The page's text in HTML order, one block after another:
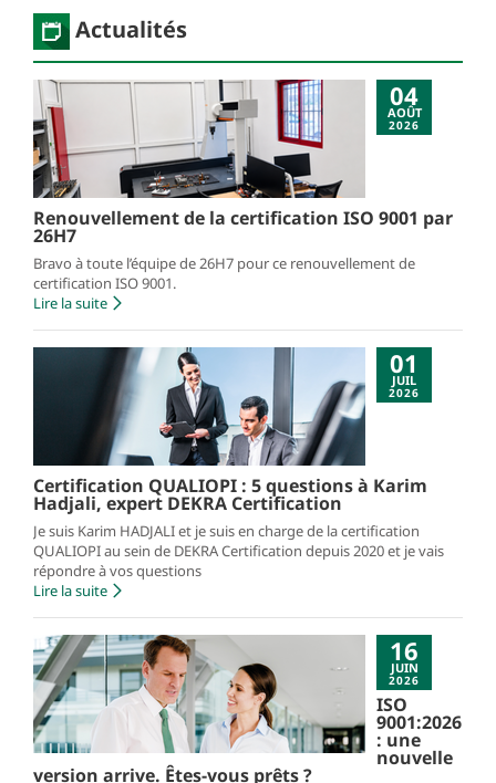
Actualités
04
AOÛT
2026
Renouvellement de la certification ISO 9001 par
26H7
Bravo à toute l’équipe de 26H7 pour ce renouvellement de
certification ISO 9001.
Lire la suite
01
JUIL
2026
Certification QUALIOPI : 5 questions à Karim
Hadjali, expert DEKRA Certification
Je suis Karim HADJALI et je suis en charge de la certification
QUALIOPI au sein de DEKRA Certification depuis 2020 et je vais
répondre à vos questions
Lire la suite
16
JUIN
2026
ISO
9001:2026
: une
nouvelle
version arrive. Êtes-vous prêts ?